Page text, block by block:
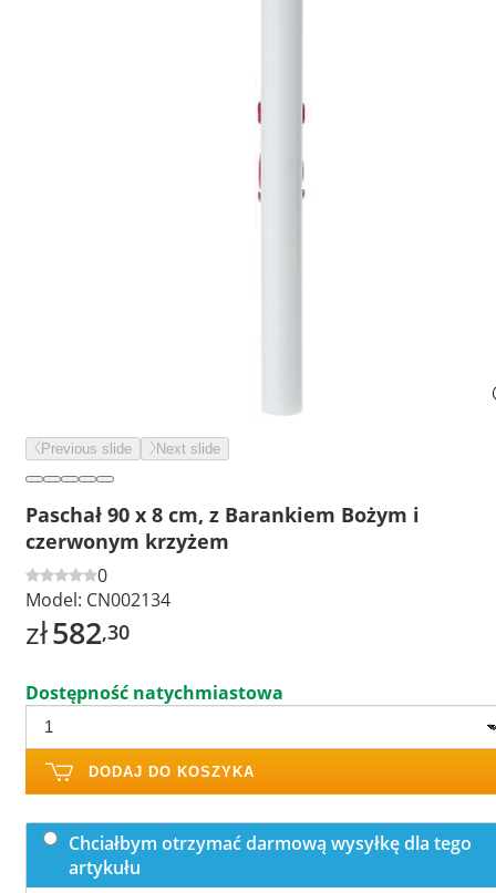
Previous slide Next slide
Paschał 90 x 8 cm, z Barankiem Bożym i
czerwonym krzyżem
0
Model: CN002134
zł582,30
Dostępność natychmiastowa
DODAJ DO KOSZYKA
Chciałbym otrzymać darmową wysyłkę dla tego
artykułu